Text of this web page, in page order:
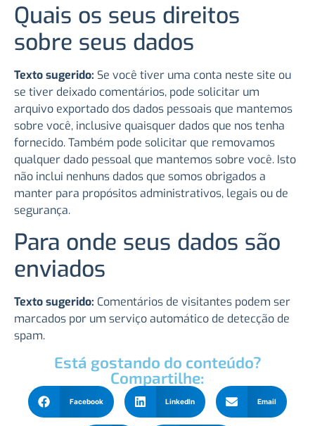
Quais os seus direitos
sobre seus dados
Texto sugerido: Se você tiver uma conta neste site ou
se tiver deixado comentários, pode solicitar um
arquivo exportado dos dados pessoais que mantemos
sobre você, inclusive quaisquer dados que nos tenha
fornecido. Também pode solicitar que removamos
qualquer dado pessoal que mantemos sobre você. Isto
não inclui nenhuns dados que somos obrigados a
manter para propósitos administrativos, legais ou de
segurança.
Para onde seus dados são
enviados
Texto sugerido: Comentários de visitantes podem ser
marcados por um serviço automático de detecção de
spam.
Está gostando do conteúdo?
Compartilhe:
Facebook LinkedIn Email